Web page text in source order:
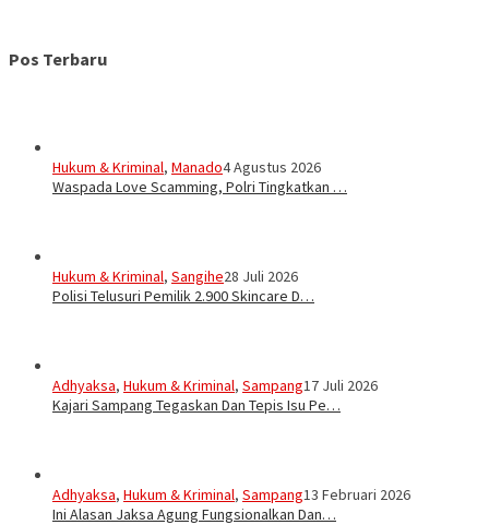
Pos Terbaru
Hukum & Kriminal, Manado4 Agustus 2026
Waspada Love Scamming, Polri Tingkatkan …
Hukum & Kriminal, Sangihe28 Juli 2026
Polisi Telusuri Pemilik 2.900 Skincare D…
Adhyaksa, Hukum & Kriminal, Sampang17 Juli 2026
Kajari Sampang Tegaskan Dan Tepis Isu Pe…
Adhyaksa, Hukum & Kriminal, Sampang13 Februari 2026
Ini Alasan Jaksa Agung Fungsionalkan Dan…